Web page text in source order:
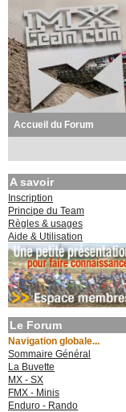
Accueil du Forum
A savoir
Inscription
Principe du Team
Règles & usages
Aide & Utilisation
Le Forum
Navigation globale...
Sommaire Général
La Buvette
MX - SX
FMX - Minis
Enduro - Rando